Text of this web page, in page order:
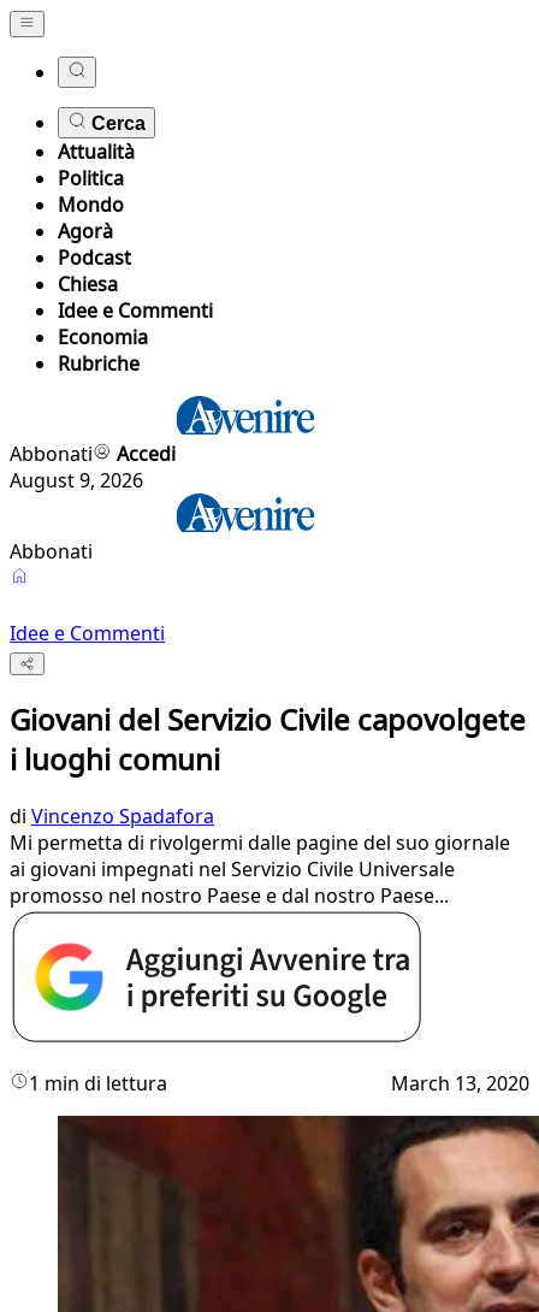
Cerca
Attualità
Politica
Mondo
Agorà
Podcast
Chiesa
Idee e Commenti
Economia
Rubriche
Abbonati
Accedi
August 9, 2026
Abbonati
Idee e Commenti
Giovani del Servizio Civile capovolgete
i luoghi comuni
di Vincenzo Spadafora
Mi permetta di rivolgermi dalle pagine del suo giornale
ai giovani impegnati nel Servizio Civile Universale
promosso nel nostro Paese e dal nostro Paese...
1 min di lettura March 13, 2020